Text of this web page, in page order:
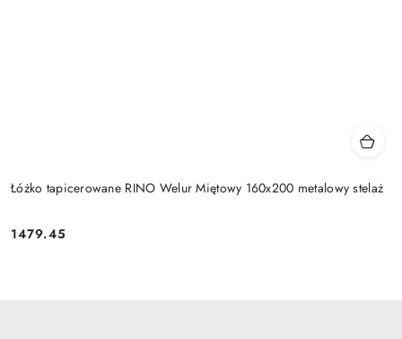
Łóżko tapicerowane RINO Welur Miętowy 160x200 metalowy stelaż
Cena:
1479.45